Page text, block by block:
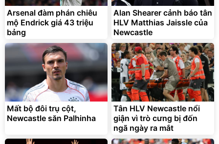
392.000
325.000đ
Đã bán nhiều
tiện lợi
9.900.000
7.092.000đ
Đang xem nhiều
G-FORCE VIETNA
Arsenal đàm phán chiêu
mộ Endrick giá 43 triệu
bảng
Alan Shearer cảnh báo tân
HLV Matthias Jaissle của
Newcastle
Mất bộ đôi trụ cột,
Newcastle săn Palhinha
Tân HLV Newcastle nổi
giận vì trò cưng bị đốn
ngã ngày ra mắt